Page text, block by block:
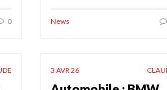
0 News
3 AVR 26